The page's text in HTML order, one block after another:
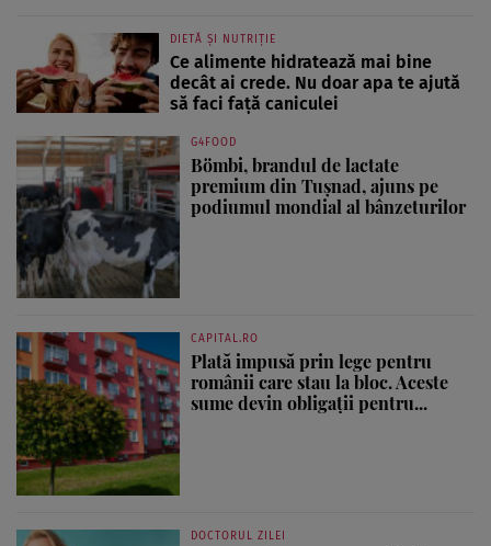
DIETĂ ȘI NUTRIȚIE
Ce alimente hidratează mai bine
decât ai crede. Nu doar apa te ajută
să faci față caniculei
G4FOOD
Bömbi, brandul de lactate
premium din Tușnad, ajuns pe
podiumul mondial al bânzeturilor
CAPITAL.RO
Plată impusă prin lege pentru
românii care stau la bloc. Aceste
sume devin obligații pentru...
DOCTORUL ZILEI